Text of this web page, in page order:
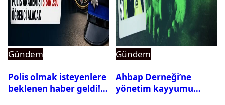
Gündem
Polis olmak isteyenlere
beklenen haber geldi!
Gündem
Ahbap Derneği’ne
yönetim kayyumu